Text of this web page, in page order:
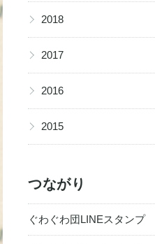
▶ 2018
▶ 2017
▶ 2016
▶ 2015
つながり
ぐわぐわ団LINEスタンプ